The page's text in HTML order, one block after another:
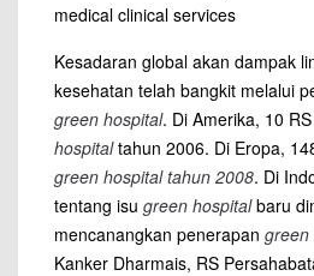
medical clinical services
Kesadaran global akan dampak
kesehatan telah bangkit melalui
green hospital. Di Amerika, 10
hospitaltahun 2006. Di Eropa,
green hospital tahun 2008. Di
tentang isu green hospitalbaru
mencanangkan penerapan green
Kanker Dharmais, RS